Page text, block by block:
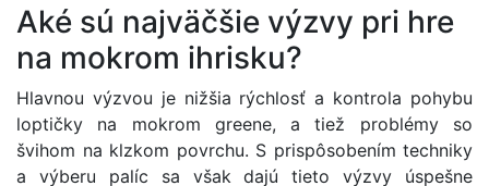
Aké sú najväčšie výzvy pri hre
na mokrom ihrisku?
Hlavnou výzvou je nižšia rýchlosť a kontrola pohybu
loptičky na mokrom greene, a tiež problémy so
švihom na klzkom povrchu. S prispôsobením techniky
a výberu palíc sa však dajú tieto výzvy úspešne